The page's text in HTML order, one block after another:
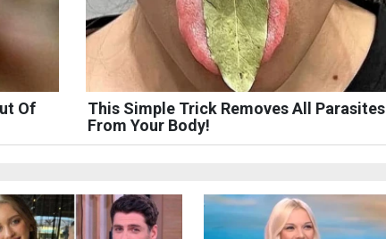
Of
This Simple Trick Removes All Parasites
From Your Body!